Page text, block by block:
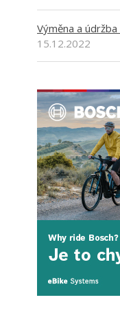
Výměna a
15.12.2022